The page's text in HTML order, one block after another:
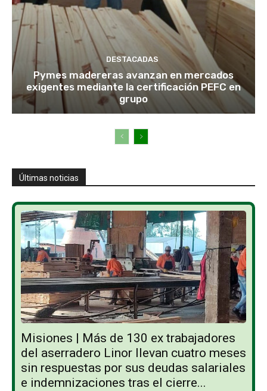
DESTACADAS
Pymes madereras avanzan en mercados
exigentes mediante la certificación PEFC en
grupo
Últimas noticias
Misiones | Más de 130 ex trabajadores
del aserradero Linor llevan cuatro meses
sin respuestas por sus deudas salariales
e indemnizaciones tras el cierre...